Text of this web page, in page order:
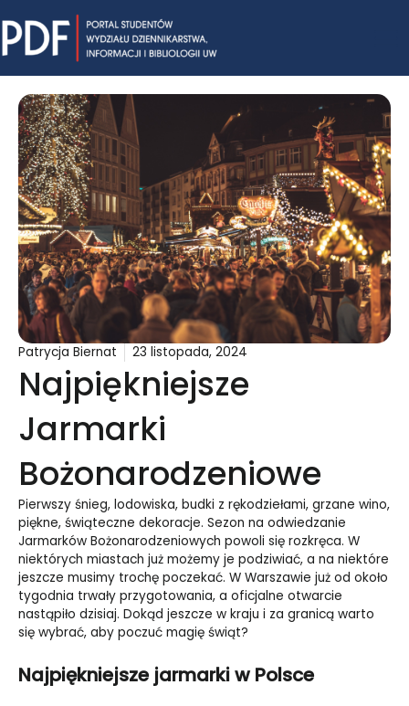
to
content
Patrycja Biernat 23 listopada, 2024
Najpiękniejsze
Jarmarki
Bożonarodzeniowe
Pierwszy śnieg, lodowiska, budki z rękodziełami, grzane wino,
piękne, świąteczne dekoracje. Sezon na odwiedzanie
Jarmarków Bożonarodzeniowych powoli się rozkręca. W
niektórych miastach już możemy je podziwiać, a na niektóre
jeszcze musimy trochę poczekać. W Warszawie już od około
tygodnia trwały przygotowania, a oficjalne otwarcie
nastąpiło dzisiaj. Dokąd jeszcze w kraju i za granicą warto
się wybrać, aby poczuć magię świąt?
Najpiękniejsze jarmarki w Polsce